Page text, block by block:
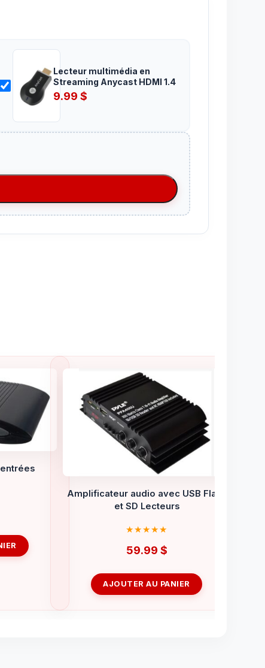
Lecteur multimédia en
Streaming Anycast HDMI 1.4
9.99$
Amplificateur audio avec USB Flash
et SD Lecteurs
59.99 $
AJOUTER AU PANIER